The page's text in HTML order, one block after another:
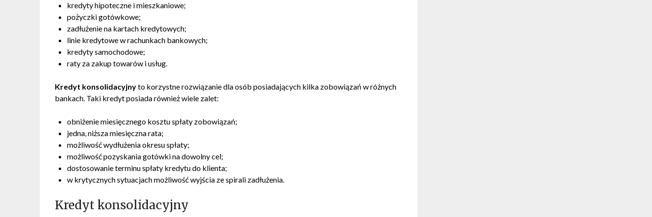
kredyty hipoteczne i mieszkaniowe;
pożyczki gotówkowe;
zadłużenie na kartach kredytowych;
linie kredytowe w rachunkach bankowych;
kredyty samochodowe;
raty za zakup towarów i usług.
Kredyt konsolidacyjnyto korzystne rozwiązanie dla osób posiadających kilka zobowiązań w różnych
bankach. Taki kredyt posiada również wiele zalet:
obniżenie miesięcznego kosztu spłaty zobowiązań;
jedna, niższa miesięczna rata;
możliwość wydłużenia okresu spłaty;
możliwość pozyskania gotówki na dowolny cel;
dostosowanie terminu spłaty kredytu do klienta;
w krytycznych sytuacjach możliwość wyjścia ze spirali zadłużenia.
Kredyt konsolidacyjny